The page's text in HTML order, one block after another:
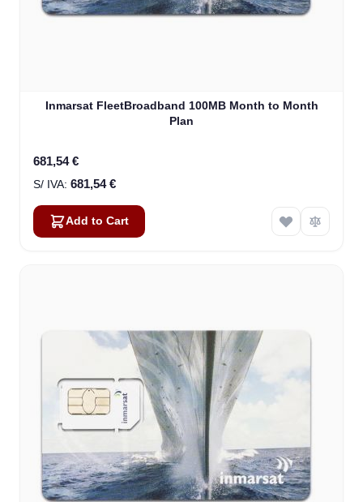
Inmarsat FleetBroadband 100MB Month to Month
Plan
681,54 €
681,54 €
Add to Cart